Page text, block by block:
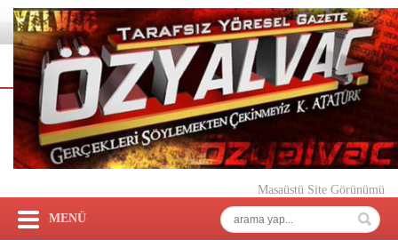
Masaüstü Site Görünümü
MENÜ